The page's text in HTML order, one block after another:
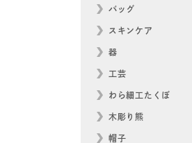
バッグ
スキンケア
器
工芸
わら細工たくぼ
木彫り熊
帽子